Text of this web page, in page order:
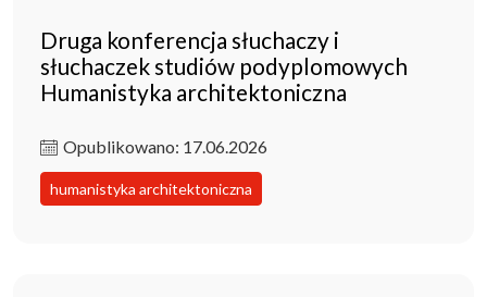
Druga konferencja słuchaczy i
słuchaczek studiów podyplomowych
Humanistyka architektoniczna
Opublikowano: 17.06.2026
humanistyka architektoniczna